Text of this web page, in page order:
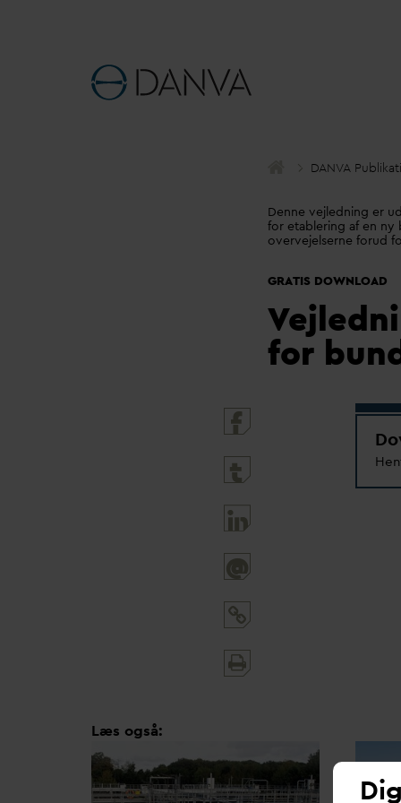
DANVA
Denne vejledning er
for etablering af en
overvejelserne forud
GRATIS DOWNLOAD
V
for
@
Læs også: